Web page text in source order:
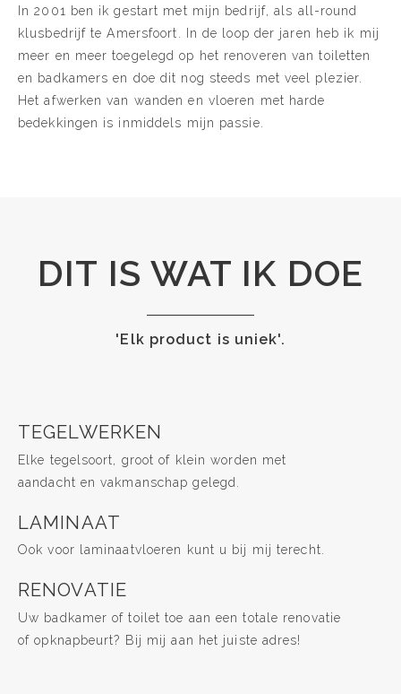
In 2001 ben ik gestart met mijn bedrijf, als all-round
klusbedrijf te Amersfoort. In de loop der jaren heb ik mij
meer en meer toegelegd op het renoveren van toiletten
en badkamers en doe dit nog steeds met veel plezier.
Het afwerken van wanden en vloeren met harde
bedekkingen is inmiddels mijn passie.
DIT IS WAT IK DOE
'Elk product is uniek'.
TEGELWERKEN
Elke tegelsoort, groot of klein worden met
aandacht en vakmanschap gelegd.
LAMINAAT
Ook voor laminaatvloeren kunt u bij mij terecht.
RENOVATIE
Uw badkamer of toilet toe aan een totale renovatie
of opknapbeurt? Bij mij aan het juiste adres!